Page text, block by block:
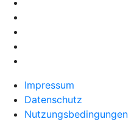
Impressum
Datenschutz
Nutzungsbedingungen